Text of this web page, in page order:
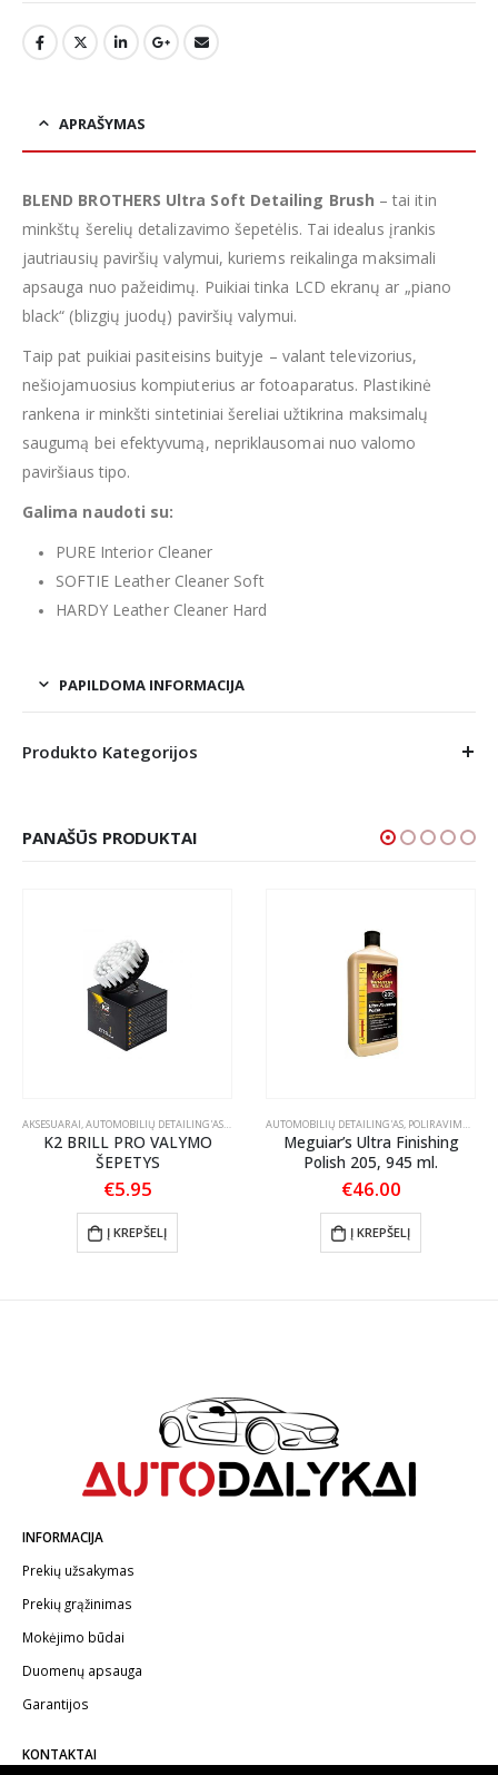
APRAŠYMAS
BLEND BROTHERS Ultra Soft Detailing Brush – tai itin
minkštų šerelių detalizavimo šepetėlis. Tai idealus įrankis
jautriausių paviršių valymui, kuriems reikalinga maksimali
apsauga nuo pažeidimų. Puikiai tinka LCD ekranų ar „piano
black“ (blizgių juodų) paviršių valymui.
Taip pat puikiai pasiteisins buityje – valant televizorius,
nešiojamuosius kompiuterius ar fotoaparatus. Plastikinė
rankena ir minkšti sintetiniai šereliai užtikrina maksimalų
saugumą bei efektyvumą, nepriklausomai nuo valomo
paviršiaus tipo.
Galima naudoti su:
PURE Interior Cleaner
SOFTIE Leather Cleaner Soft
HARDY Leather Cleaner Hard
PAPILDOMA INFORMACIJA
Produkto Kategorijos
PANAŠŪS PRODUKTAI
AKSESUARAI,AUTOMOBILIŲ DETAILING'AS,ŠEPEČIAI / TEPTUKAI
K2 BRILL PRO VALYMO
ŠEPETYS
€5.95
Į KREPŠELĮ
AUTOMOBILIŲ DETAILING'AS, POLIRAVIMAS
Meguiar’s Ultra Finishing
Polish 205, 945 ml.
€46.00
Į KREPŠELĮ
INFORMACIJA
Prekių užsakymas
Prekių grąžinimas
Mokėjimo būdai
Duomenų apsauga
Garantijos
KONTAKTAI